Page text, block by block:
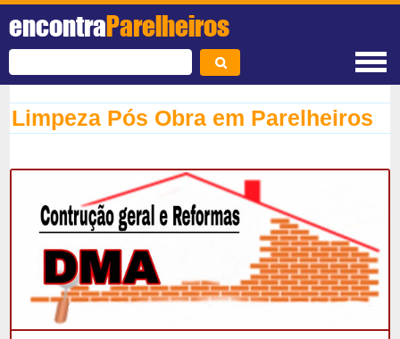
encontraParelheiros
Limpeza Pós Obra em Parelheiros